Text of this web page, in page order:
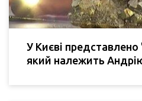
У Києві
який належить